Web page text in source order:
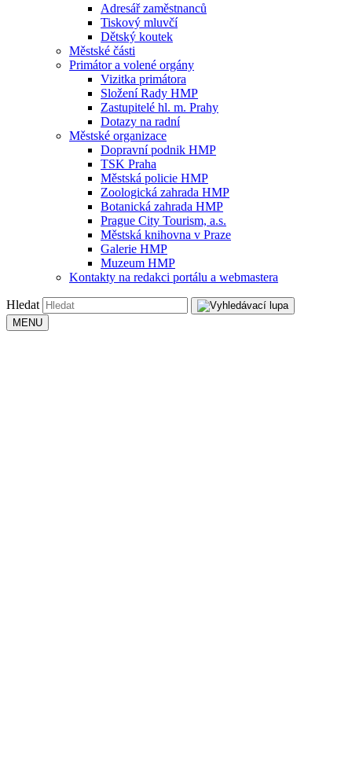
Adresář zaměstnanců
Tiskový mluvčí
Dětský koutek
Městské části
Primátor a volené orgány
Vizitka primátora
Složení Rady HMP
Zastupitelé hl. m. Prahy
Dotazy na radní
Městské organizace
Dopravní podnik HMP
TSK Praha
Městská policie HMP
Zoologická zahrada HMP
Botanická zahrada HMP
Prague City Tourism, a.s.
Městská knihovna v Praze
Galerie HMP
Muzeum HMP
Kontakty na redakci portálu a webmastera
Hledat
MENU